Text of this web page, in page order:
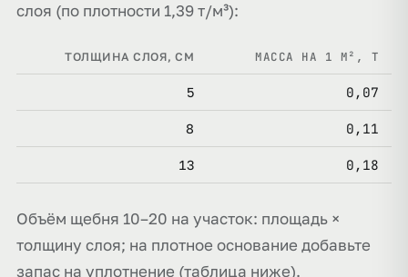
слоя (по плотности 1,39 т/м³):
ТОЛЩИНА СЛОЯ, СМ МАССА НА 1 М², Т
5 0,07
8 0,11
13 0,18
Объём щебня 10–20 на участок: площадь ×
толщину слоя; на плотное основание добавьте
запас на уплотнение (таблица ниже).